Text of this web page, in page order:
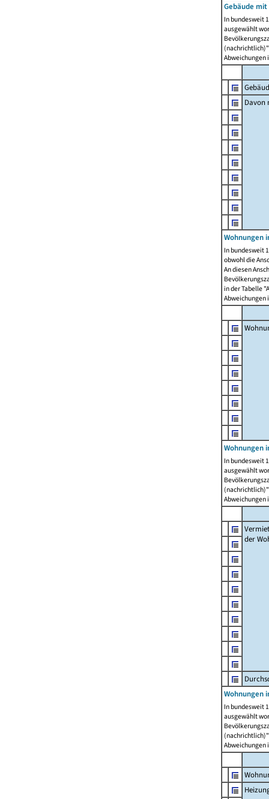
Gebäude
In bundesweit
ausgewählt
Abweichungen
Davon
Wohnungen
In bundesweit
obwohl die
An diesen
in der Tabelle
Abweichungen
Wohnungen
In bundesweit
ausgewählt
Abweichungen
der
Wohnungen
In bundesweit
ausgewählt
Abweichungen